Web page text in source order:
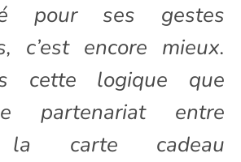
pour ses gestes
c’est encore mieux.
cette logique que
partenariat entre
carte cadeau